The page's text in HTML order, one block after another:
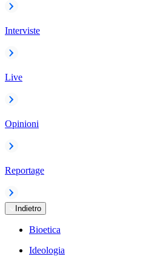
Interviste
Live
Opinioni
Reportage
Indietro
Bioetica
Ideologia